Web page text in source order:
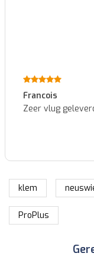
Francois
Zeer vlug
klem
ProPlus